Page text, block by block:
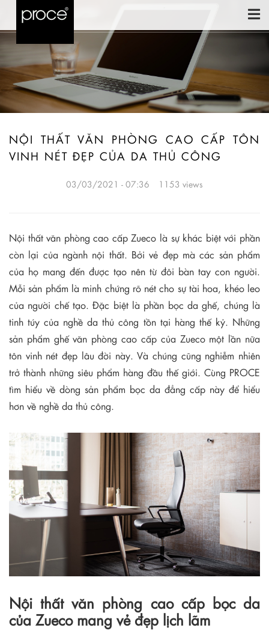
NỘI THẤT VĂN PHÒNG CAO CẤP TÔN
VINH NÉT ĐẸP CỦA DA THỦ CÔNG
03/03/2021 - 07:36 1153 views
Nội thất văn phòng cao cấp Zueco là sự khác biệt với phần
còn lại của ngành nội thất. Bởi vẻ đẹp mà các sản phẩm
của họ mang đến được tạo nên từ đôi bàn tay con người.
Mỗi sản phẩm là minh chứng rõ nét cho sự tài hoa, khéo leo
của người chế tạo. Đặc biệt là phần bọc da ghế, chúng là
tinh túy của nghề da thủ công tồn tại hàng thế kỷ. Những
sản phẩm ghế văn phòng cao cấp của Zueco một lần nữa
tôn vinh nét đẹp lâu đời này. Và chúng cũng nghiễm nhiên
trở thành những siêu phẩm hàng đầu thế giới. Cùng PROCE
tìm hiểu về dòng sản phẩm bọc da đẳng cấp này để hiểu
hơn về nghề da thủ công.
Nội thất văn phòng cao cấp bọc da
của Zueco mang vẻ đẹp lịch lãm